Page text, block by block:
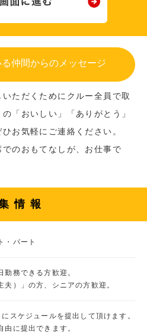
仲間からのメッセージ
ただくためにクルー全員で取
「おいしい」「ありがとう」
お気軽にご連絡ください。
のおもてなしが、お仕事で
情報
・パート
勤務できる方歓迎。
夫）」の方、シニアの方歓迎。
スケジュールを提出して頂けます。
由に提出できます。